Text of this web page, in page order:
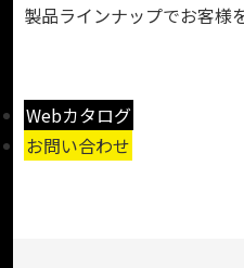
製品ラインナップでお客様
Webカタログ
お問い合わせ